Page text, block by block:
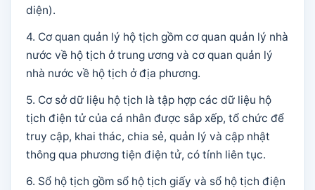
diện).
4. Cơ quan quản lý hộ tịch gồm cơ quan quản lý nhà
nước về hộ tịch ở trung ương và cơ quan quản lý
nhà nước về hộ tịch ở địa phương.
5. Cơ sở dữ liệu hộ tịch là tập hợp các dữ liệu hộ
tịch điện tử của cá nhân được sắp xếp, tổ chức để
truy cập, khai thác, chia sẻ, quản lý và cập nhật
thông qua phương tiện điện tử, có tính liên tục.
6. Sổ hộ tịch gồm sổ hộ tịch giấy và sổ hộ tịch điện